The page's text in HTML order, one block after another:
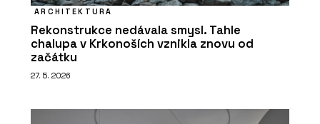
ARCHITEKTURA
Rekonstrukce nedávala smysl. Tahle
chalupa v Krkonoších vznikla znovu od
začátku
27. 5. 2026